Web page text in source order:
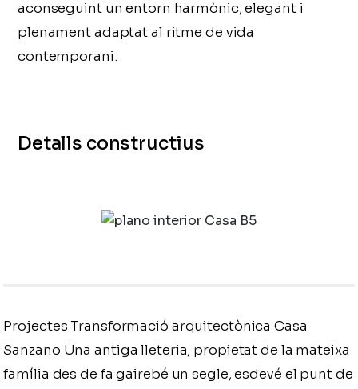
aconseguint un entorn harmònic, elegant i
plenament adaptat al ritme de vida
contemporani.
Detalls constructius
Projectes Transformació arquitectònica Casa
Sanzano Una antiga lleteria, propietat de la mateixa
família des de fa gairebé un segle, esdevé el punt de